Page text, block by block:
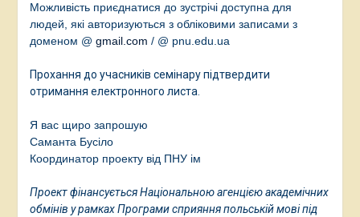
Можливість приєднатися до зустрічі доступна для
людей, які авторизуються з обліковими записами з
доменом @ gmail.com / @ pnu.edu.ua
Прохання до учасників семінару підтвердити
отримання електронного листа.
Я вас щиро запрошую
Саманта Бусіло
Координатор проекту від ПНУ ім
Проект фінансується Національною агенцією академічних
обмінів у рамках Програми сприяння польській мові під